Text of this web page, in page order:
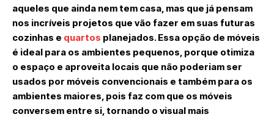
aqueles que ainda nem tem casa, mas que já pensam
nos incríveis projetos que vão fazer em suas futuras
cozinhas e quartos planejados. Essa opção de móveis
é ideal para os ambientes pequenos, porque otimiza
o espaço e aproveita locais que não poderiam ser
usados por móveis convencionais e também para os
ambientes maiores, pois faz com que os móveis
conversem entre si, tornando o visual mais